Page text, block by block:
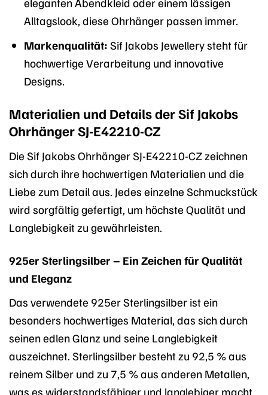
Alltagslook, diese Ohrhänger passen immer.
Markenqualität: Sif Jakobs Jewellery steht für
hochwertige Verarbeitung und innovative
Designs.
Materialien und Details der Sif Jakobs
Ohrhänger SJ-E42210-CZ
Die Sif Jakobs Ohrhänger SJ-E42210-CZ zeichnen
sich durch ihre hochwertigen Materialien und die
Liebe zum Detail aus. Jedes einzelne Schmuckstück
wird sorgfältig gefertigt, um höchste Qualität und
Langlebigkeit zu gewährleisten.
925er Sterlingsilber – Ein Zeichen für Qualität
und Eleganz
Das verwendete 925er Sterlingsilber ist ein
besonders hochwertiges Material, das sich durch
seinen edlen Glanz und seine Langlebigkeit
auszeichnet. Sterlingsilber besteht zu 92,5 % aus
reinem Silber und zu 7,5 % aus anderen Metallen,
was es widerstandsfähiger und langlebiger macht